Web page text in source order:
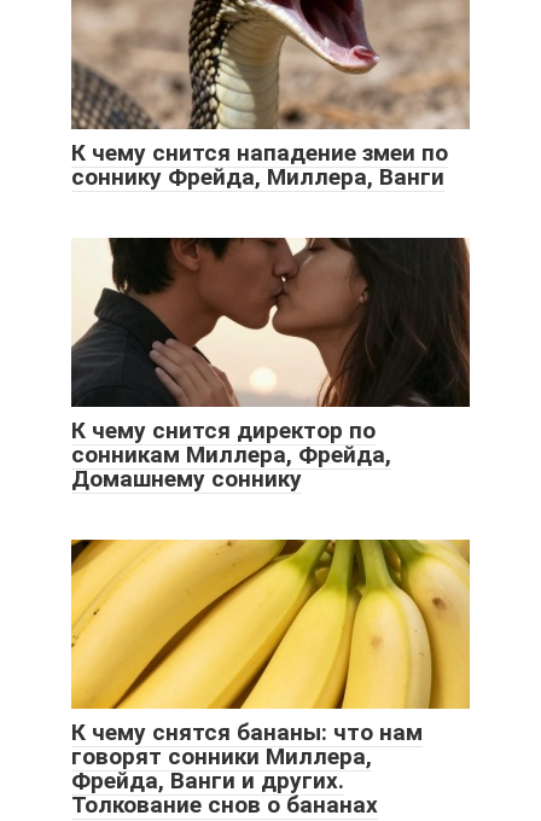
К чему снится нападение змеи по
соннику Фрейда, Миллера, Ванги
К чему снится директор по
сонникам Миллера, Фрейда,
Домашнему соннику
К чему снятся бананы: что нам
говорят сонники Миллера,
Фрейда, Ванги и других.
Толкование снов о бананах